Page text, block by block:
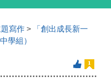
寫作 >
「創出成長新一
學組）